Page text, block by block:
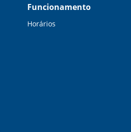
Funcionamento
Horários